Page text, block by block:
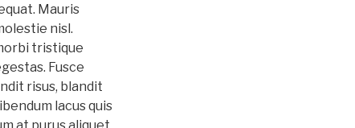
Mauris
nisl.
tristique
Fusce
risus, blandit
lacus quis
at purus aliquet,